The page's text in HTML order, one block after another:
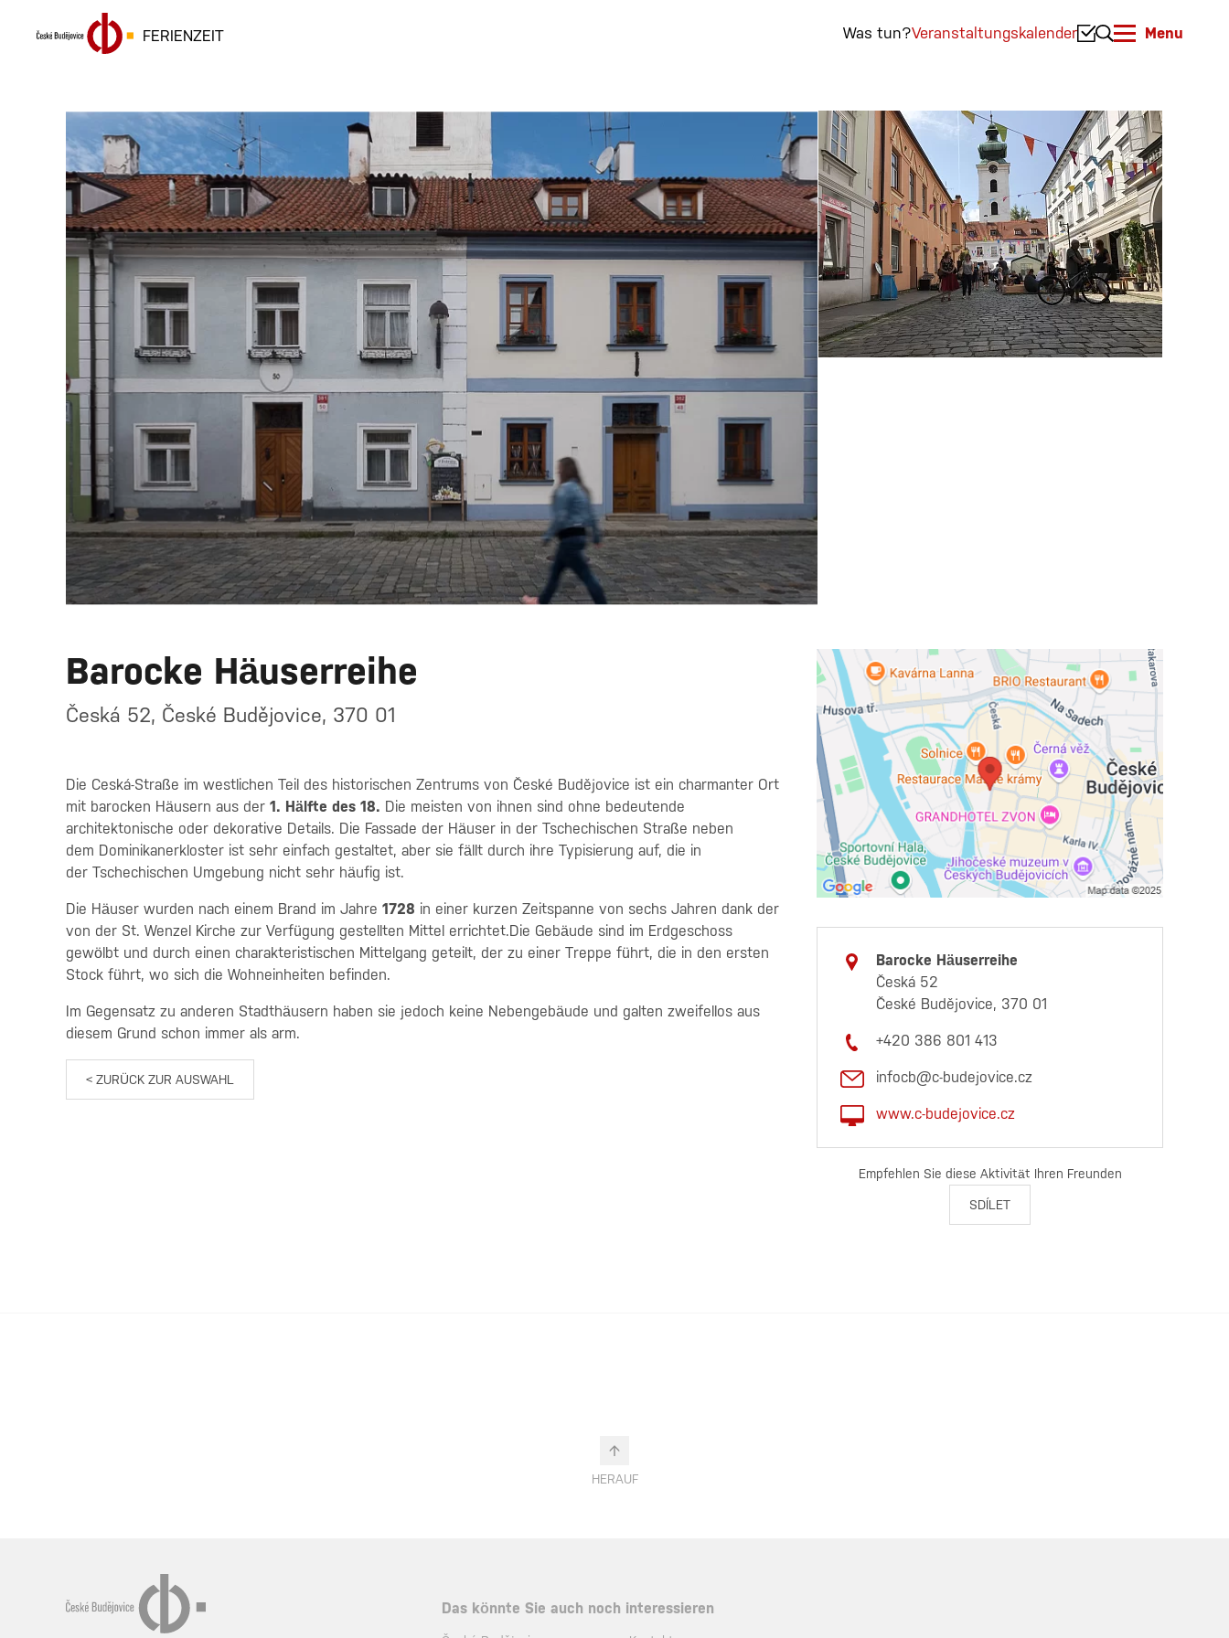
FERIENZEIT Was tun?Veranstaltungskalender Menu
Barocke Häuserreihe
Česká 52, České Budějovice, 370 01
Die Ceská-Straße im westlichen Teil des historischen Zentrums von České Budějovice ist ein charmanter Ort
mit barocken Häusern aus der 1. Hälfte des 18. Die meisten von ihnen sind ohne bedeutende
architektonische oder dekorative Details. Die Fassade der Häuser in der Tschechischen Straße neben
dem Dominikanerkloster ist sehr einfach gestaltet, aber sie fällt durch ihre Typisierung auf, die in
der Tschechischen Umgebung nicht sehr häufig ist.
Die Häuser wurden nach einem Brand im Jahre 1728 in einer kurzen Zeitspanne von sechs Jahren dank der
von der St. Wenzel Kirche zur Verfügung gestellten Mittel errichtet.Die Gebäude sind im Erdgeschoss
gewölbt und durch einen charakteristischen Mittelgang geteilt, der zu einer Treppe führt, die in den ersten
Stock führt, wo sich die Wohneinheiten befinden.
Im Gegensatz zu anderen Stadthäusern haben sie jedoch keine Nebengebäude und galten zweifellos aus
diesem Grund schon immer als arm.
< ZURÜCK ZUR AUSWAHL
Barocke Häuserreihe
Česká 52
České Budějovice, 370 01
+420 386 801 413
infocb@c-budejovice.cz
www.c-budejovice.cz
Empfehlen Sie diese Aktivität Ihren Freunden
SDÍLET
HERAUF
Das könnte Sie auch noch interessieren